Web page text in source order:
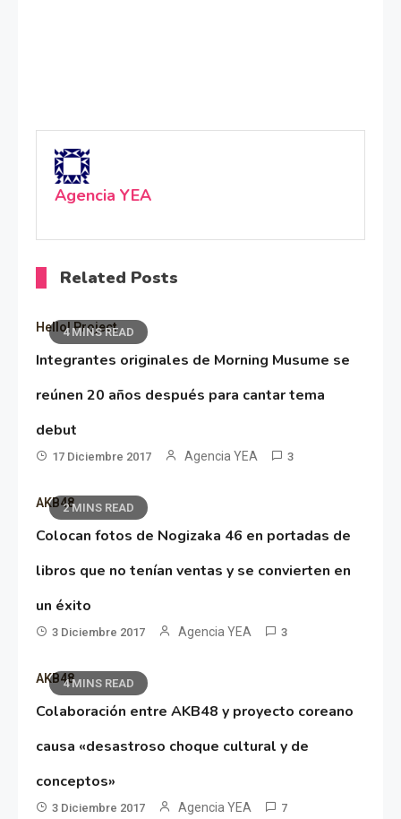
Agencia YEA
Related Posts
4 MINS READ
Hello! Project
Integrantes originales de Morning Musume se
reúnen 20 años después para cantar tema
debut
17 Diciembre 2017 Agencia YEA 3
2 MINS READ
AKB48
Colocan fotos de Nogizaka 46 en portadas de
libros que no tenían ventas y se convierten en
un éxito
3 Diciembre 2017 Agencia YEA 3
4 MINS READ
AKB48
Colaboración entre AKB48 y proyecto coreano
causa «desastroso choque cultural y de
conceptos»
3 Diciembre 2017 Agencia YEA 7